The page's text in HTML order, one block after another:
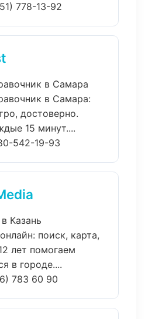
778-13-92
в Самара
в Самара:
достоверно.
15 минут....
542-19-93
Казань
поиск, карта,
лет помогаем
в городе....
783 60 90